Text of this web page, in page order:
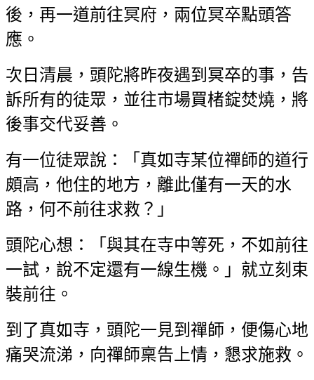
後，再一道前往冥府，兩位冥卒點頭答
應。
次日清晨，頭陀將昨夜遇到冥卒的事，告
訴所有的徒眾，並往市場買楮錠焚燒，將
後事交代妥善。
有一位徒眾說：「真如寺某位禪師的道行
頗高，他住的地方，離此僅有一天的水
路，何不前往求救？」
頭陀心想：「與其在寺中等死，不如前往
一試，說不定還有一線生機。」就立刻束
裝前往。
到了真如寺，頭陀一見到禪師，便傷心地
痛哭流涕，向禪師稟告上情，懇求施救。